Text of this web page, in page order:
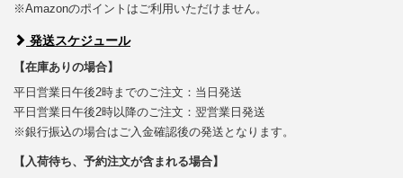
※Amazonのポイントはご利用いただけません。
発送スケジュール
【在庫ありの場合】
平日営業日午後2時までのご注文：当日発送
平日営業日午後2時以降のご注文：翌営業日発送
※銀行振込の場合はご入金確認後の発送となります。
【入荷待ち、予約注文が含まれる場合】